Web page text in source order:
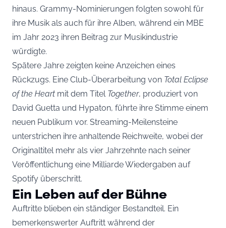
hinaus. Grammy-Nominierungen folgten sowohl für
ihre Musik als auch für ihre Alben, während ein MBE
im Jahr 2023 ihren Beitrag zur Musikindustrie
würdigte.
Spätere Jahre zeigten keine Anzeichen eines
Rückzugs. Eine Club-Überarbeitung von Total Eclipse
of the Heart mit dem Titel Together, produziert von
David Guetta und Hypaton, führte ihre Stimme einem
neuen Publikum vor. Streaming-Meilensteine
unterstrichen ihre anhaltende Reichweite, wobei der
Originaltitel mehr als vier Jahrzehnte nach seiner
Veröffentlichung eine Milliarde Wiedergaben auf
Spotify überschritt.
Ein Leben auf der Bühne
Auftritte blieben ein ständiger Bestandteil. Ein
bemerkenswerter Auftritt während der